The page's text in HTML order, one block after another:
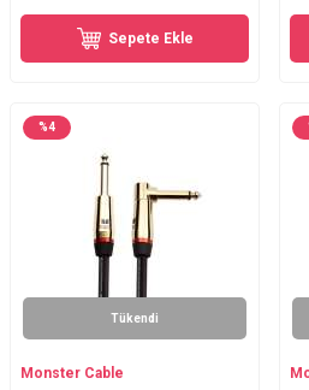
Sepete Ekle
%4
Tükendi
Monster Cable